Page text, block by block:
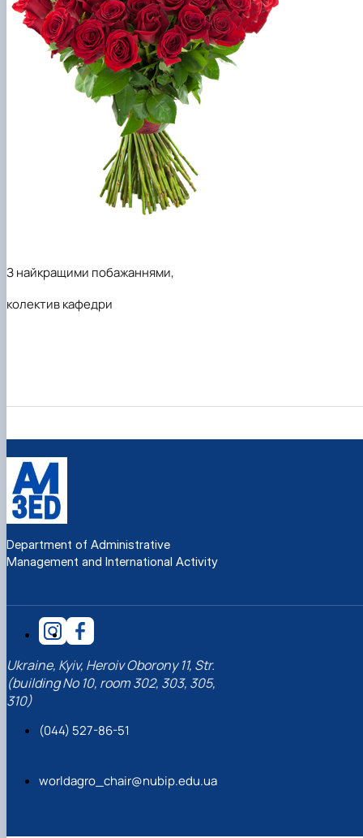
З найкращими побажаннями,
колектив кафедри
Department of Administrative
Management and International Activity
Ukraine, Kyiv, Heroiv Oborony 11, Str.
(building No 10, room 302, 303, 305,
310)
(044) 527-86-51
worldagro_chair@nubip.edu.ua